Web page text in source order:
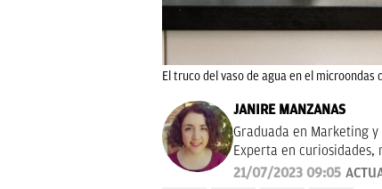
El truco del vaso de agua en el microondas
JANIRE MANZANAS
Graduada en Marketing
Experta en curiosidades,
21/07/2023 09:05